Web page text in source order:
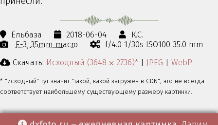
Ёльбаза 2018-06-04
К.С.
E-3 35mm macro
f/4.0 1/30s ISO100 35.0 mm
Скачать: Исходный (3648 ⨉ 2736)* | JPEG | WebP
* "исходный" тут значит "такой, какой загружен в CDN", это не всегда
соответствует наибольшему существующему размеру картинки.